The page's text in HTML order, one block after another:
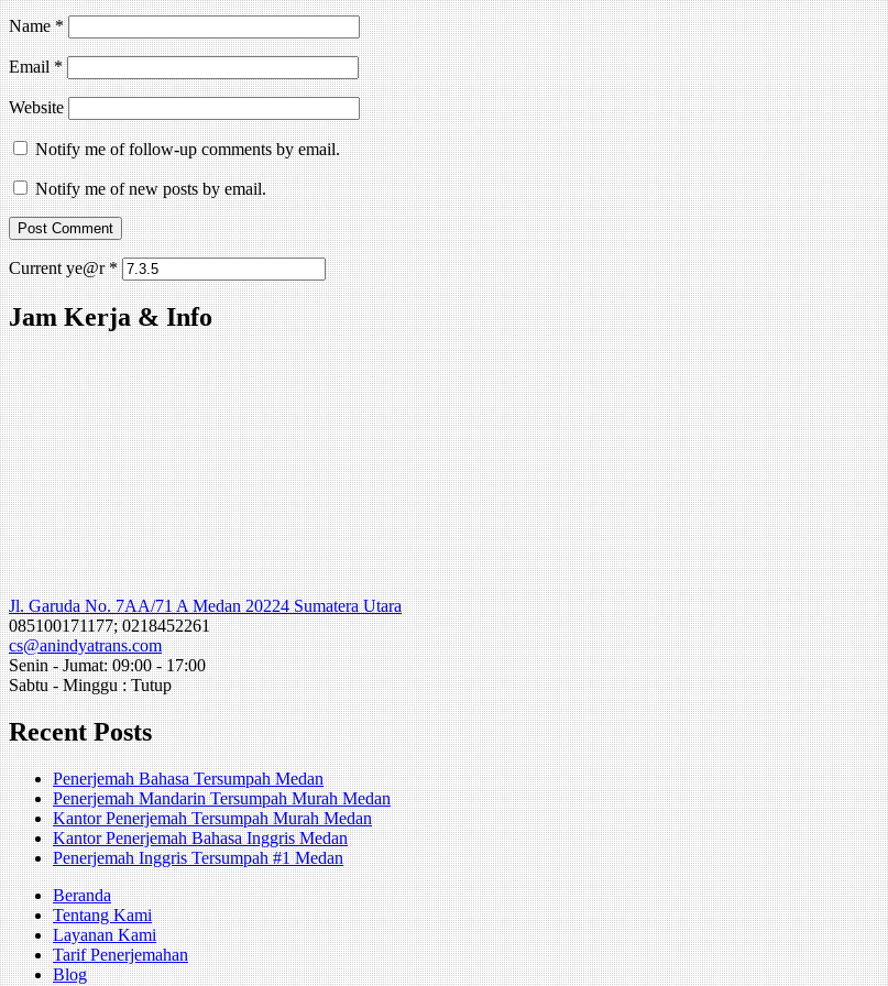
Name*
Email*
Website
Notify me of follow-up comments by email.
Notify me of new posts by email.
Current ye@r*
Jam Kerja & Info
Jl. Garuda No. 7AA/71 A Medan 20224 Sumatera Utara
085100171177; 0218452261
cs@anindyatrans.com
Senin - Jumat: 09:00 - 17:00
Sabtu - Minggu : Tutup
Recent Posts
Penerjemah Bahasa Tersumpah Medan
Penerjemah Mandarin Tersumpah Murah Medan
Kantor Penerjemah Tersumpah Murah Medan
Kantor Penerjemah Bahasa Inggris Medan
Penerjemah Inggris Tersumpah #1 Medan
Beranda
Tentang Kami
Layanan Kami
Tarif Penerjemahan
Blog